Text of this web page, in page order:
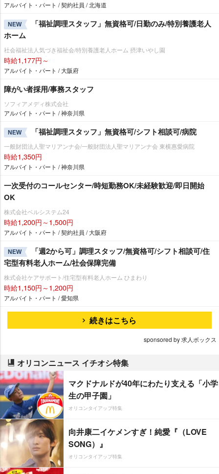
アルバイト・パート / 契約社員 / 北海道
NEW
「福祉調理スタッフ」無資格可/日勤のみ/特別養護老人
ホーム
社会福祉法人気づき福祉会/特別養護老人ホーム 摂津いやし園
時給1,177円～
アルバイト・パート / 大阪府
障がい者採用/事務スタッフ
ソフィアメディ株式会社
アルバイト・パート / 神奈川県
NEW 「福祉調理スタッフ」無資格可/シフト相談可/病院
一般財団法人聖マリアンナ会/一般財団法人聖マリアンナ会 東横惠愛病院
時給1,350円
アルバイト・パート / 神奈川県
一次受付のコールセンター/時短勤務OK/未経験歓迎/即日開始
OK
株式会社ベルシステム24
時給1,200円～1,500円
アルバイト・パート / 契約社員 / 大阪府
NEW
「週2から可」調理スタッフ/無資格可/シフト相談可/住
宅型有料老人ホーム/社会保障完備
株式会社ケアサポート/住宅型有料老人ホーム ひまわり
時給1,150円～1,200円
アルバイト・パート / 愛知県
続きはこちら
sponsored by 求人ボックス
オリコンニュース イチオシ特集
マクドナルドが40年にわたり支える「小学
生の甲子園」
オリコンタイアップ特集
向井康二イケメンすぎ！純愛『（LOVE
SONG）』
オリコンタイアップ特集